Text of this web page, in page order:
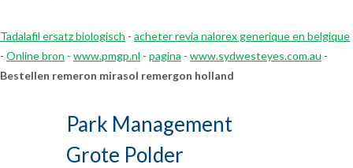
Tadalafil ersatz biologisch - acheter revia nalorex generique en belgique
- Online bron - www.pmgp.nl - pagina - www.sydwesteyes.com.au -
Bestellen remeron mirasol remergon holland
Park Management
Grote Polder